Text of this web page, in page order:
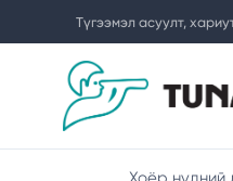
Түгээмэл асуулт,